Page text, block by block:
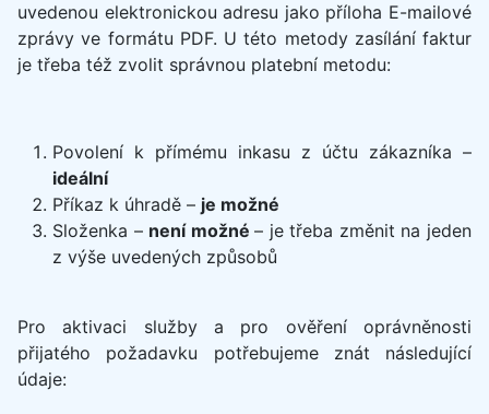
uvedenou elektronickou adresu jako příloha E-mailové
zprávy ve formátu PDF. U této metody zasílání faktur
je třeba též zvolit správnou platební metodu:
Povolení k přímému inkasu z účtu zákazníka –
ideální
Příkaz k úhradě – je možné
Složenka – není možné– je třeba změnit na jeden
z výše uvedených způsobů
Pro aktivaci služby a pro ověření oprávněnosti
přijatého požadavku potřebujeme znát následující
údaje: